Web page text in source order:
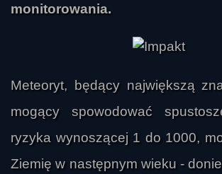
monitorowania.
Meteoryt, będący największą
mogący spowodować
ryzyka wynoszącej 1 do 1000,
Ziemię w następnym wieku -